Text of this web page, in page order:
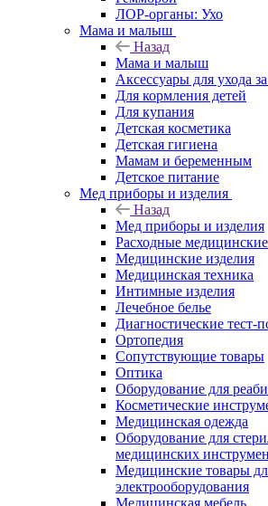
ЛОР-органы: Ухо
Мама и малыш
Назад
Мама и малыш
Аксессуары для ухода
Для кормления детей
Для купания
Детская косметика
Детская гигиена
Мамам и беременным
Детское питание
Мед приборы и изделия
Назад
Мед приборы и изделия
Расходные
Медицинские изделия
Медицинская техника
Интимные изделия
Лечебное белье
Диагностические тест-
Ортопедия
Сопутствующие товары
Оптика
Оборудование для
Косметические
Медицинская одежда
Оборудование для
медицинских
Медицинские товары
электрооборудования
Медицинская мебель